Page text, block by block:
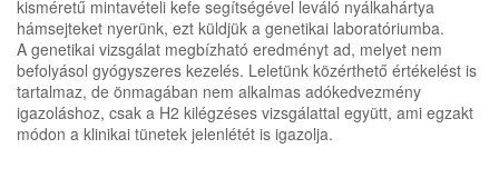
kisméretű mintavételi kefe segítségével leváló nyálkahártya
hámsejteket nyerünk, ezt küldjük a genetikai laboratóriumba.
A genetikai vizsgálat megbízható eredményt ad, melyet nem
befolyásol gyógyszeres kezelés. Leletünk közérthető értékelést is
tartalmaz, de önmagában nem alkalmas adókedvezmény
igazoláshoz, csak a H2 kilégzéses vizsgálattal együtt, ami egzakt
módon a klinikai tünetek jelenlétét is igazolja.